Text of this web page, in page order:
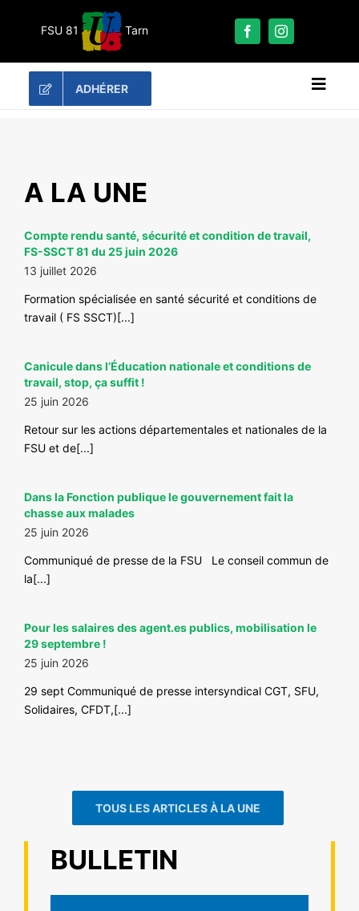
FSU 81 Tarn
ADHÉRER
LA FSU 81
PUBLICATIONS
#COMMUNIQUÉS
#MÉDIAS
#PRESSE
A LA UNE
Compte rendu santé, sécurité et condition de travail,
FS-SSCT 81 du 25 juin 2026
13 juillet 2026
Formation spécialisée en santé sécurité et conditions de
travail ( FS SSCT)[...]
Canicule dans l’Éducation nationale et conditions de
travail, stop, ça suffit !
25 juin 2026
Retour sur les actions départementales et nationales de la
FSU et de[...]
Dans la Fonction publique le gouvernement fait la
chasse aux malades
25 juin 2026
Communiqué de presse de la FSU Le conseil commun de
la[...]
Pour les salaires des agent.es publics, mobilisation le
29 septembre !
25 juin 2026
29 sept Communiqué de presse intersyndical CGT, SFU,
Solidaires, CFDT,[...]
TOUS LES ARTICLES À LA UNE
BULLETIN